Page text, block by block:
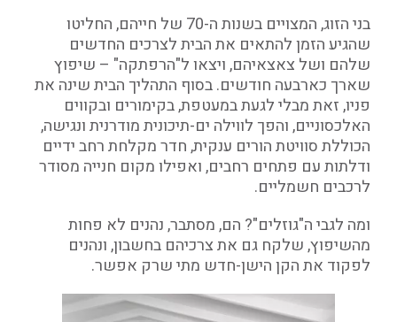
בני הזוג, המצויים בשנות ה-70 של חייהם, החליטו
שהגיע הזמן להתאים את הבית לצרכים החדשים
שלהם ושל צאצאיהם, ויצאו ל"הרפתקה" – שיפוץ
שארך כארבעה חודשים. בסוף התהליך הבית שינה את
פניו, זאת מבלי לגעת במעטפת, בקימורים ובקווים
האלכסוניים, והפך לווילה ים-תיכונית מודרנית ונגישה,
הכוללת סוויטת הורים ענקית, חדר מקלחת רחב ידיים
ודלתות עם פתחים רחבים, ואפילו מקום חנייה מסודר
לרכבים חשמליים.
ומה לגבי ה"גוזלים"? הם, מסתבר, נהנים לא פחות
מהשיפוץ, שלקח גם את צרכיהם בחשבון, ונהנים
לפקוד את הקן הישן-חדש מתי שרק אפשר.